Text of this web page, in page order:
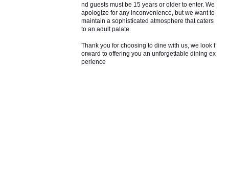
nd guests must be 15 years or older to enter. We
apologize for any inconvenience, but we want to
maintain a sophisticated atmosphere that caters
to an adult palate.
Thank you for choosing to dine with us, we look f
orward to offering you an unforgettable dining ex
perience